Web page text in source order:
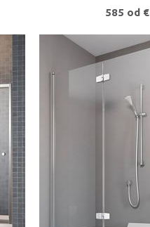
585 od €